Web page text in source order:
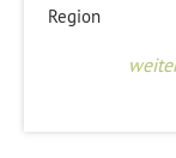
Region